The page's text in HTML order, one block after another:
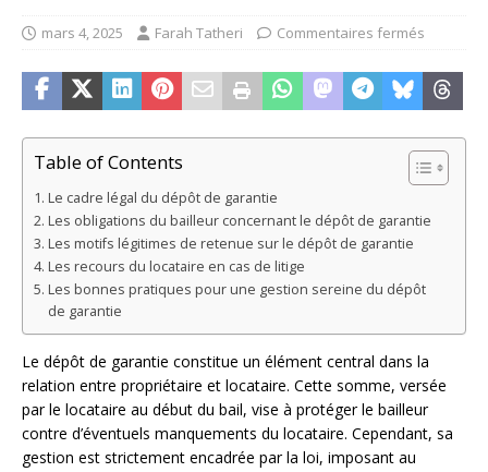
mars 4, 2025 Farah Tatheri Commentaires fermés
Table of Contents
Le cadre légal du dépôt de garantie
Les obligations du bailleur concernant le dépôt de garantie
Les motifs légitimes de retenue sur le dépôt de garantie
Les recours du locataire en cas de litige
Les bonnes pratiques pour une gestion sereine du dépôt
de garantie
Le dépôt de garantie constitue un élément central dans la
relation entre propriétaire et locataire. Cette somme, versée
par le locataire au début du bail, vise à protéger le bailleur
contre d’éventuels manquements du locataire. Cependant, sa
gestion est strictement encadrée par la loi, imposant au